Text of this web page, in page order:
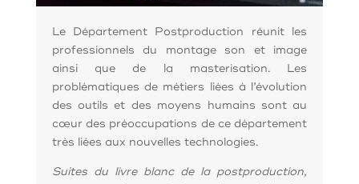
Le Département Postproduction réunit les
professionnels du montage son et image
ainsi que de la masterisation. Les
problématiques de métiers liées à l’évolution
des outils et des moyens humains sont au
cœur des préoccupations de ce département
très liées aux nouvelles technologies.
Suites du livre blanc de la postproduction,